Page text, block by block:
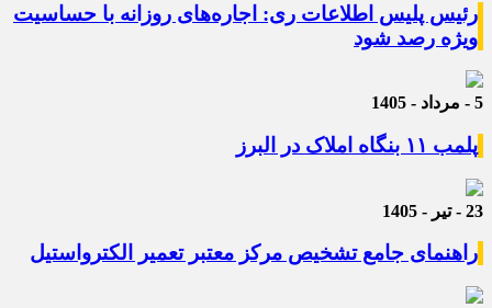
رئیس پلیس اطلاعات ری: اجاره‌های روزانه با حساسیت
ویژه رصد شود
5 - مرداد - 1405
پلمب ۱۱ بنگاه املاک در البرز
23 - تیر - 1405
راهنمای جامع تشخیص مرکز معتبر تعمیر الکترواستیل